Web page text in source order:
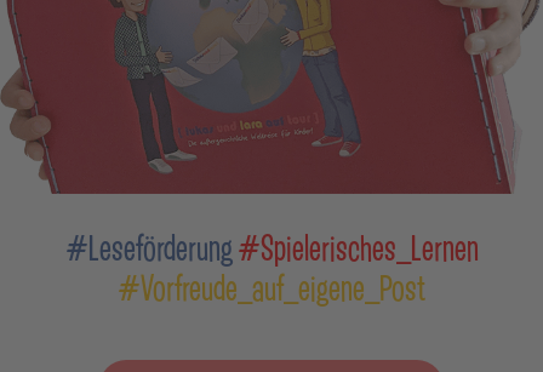
#Leseförderung#Spielerisches_Lernen
#Vorfreude_auf_eigene_Post